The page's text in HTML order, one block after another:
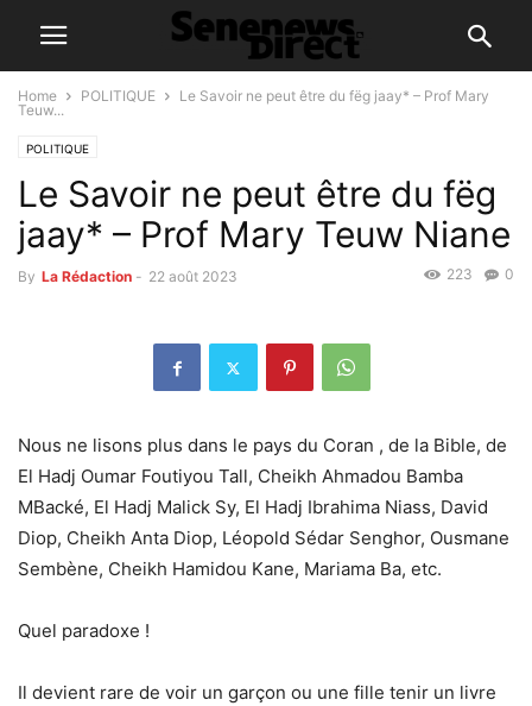
Home POLITIQUE
Le Savoir ne peut être du fëg jaay* – Prof Mary
Teuw...
POLITIQUE
Le Savoir ne peut être du fëg
jaay* – Prof Mary Teuw Niane
By La Rédaction - 22 août 2023 0
223
Nous ne lisons plus dans le pays du Coran , de la Bible, de
El Hadj Oumar Foutiyou Tall, Cheikh Ahmadou Bamba
MBacké, El Hadj Malick Sy, El Hadj Ibrahima Niass, David
Diop, Cheikh Anta Diop, Léopold Sédar Senghor, Ousmane
Sembène, Cheikh Hamidou Kane, Mariama Ba, etc.
Quel paradoxe !
Il devient rare de voir un garçon ou une fille tenir un livre